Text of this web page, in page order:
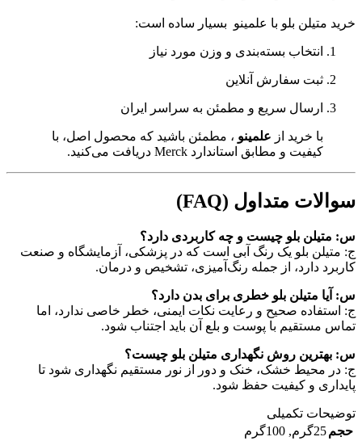
خرید متیلن بلو با علمینو بسیار ساده است:
انتخاب بسته‌بندی و وزن مورد نیاز
ثبت سفارش آنلاین
ارسال سریع و مطمئن به سراسر ایران
با خرید از علمینو ، مطمئن باشید که محصول اصل، با
کیفیت و مطابق استاندارد Merck دریافت می‌کنید.
سوالات متداول (FAQ)
س: متیلن بلو چیست و چه کاربردی دارد؟
ج: متیلن بلو یک رنگ آبی است که در پزشکی، آزمایشگاه و صنعت
کاربرد دارد، از جمله رنگ‌آمیزی، تشخیص و درمان.
س: آیا متیلن بلو خطری برای بدن دارد؟
ج: استفاده صحیح و رعایت نکات ایمنی، خطر خاصی ندارد، اما
تماس مستقیم با پوست و بلع آن باید اجتناب شود.
س: بهترین روش نگهداری متیلن بلو چیست؟
ج: در محیط خشک، خنک و دور از نور مستقیم نگهداری شود تا
پایداری و کیفیت حفظ شود.
توضیحات تکمیلی
حجم25گرم , 100گرم